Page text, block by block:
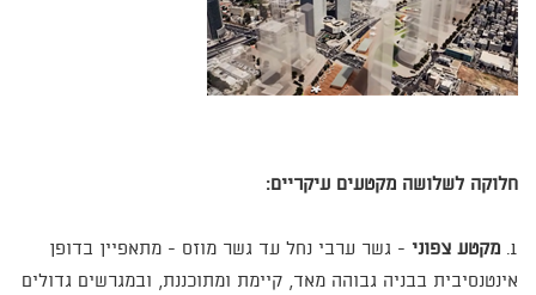
חלוקה לשלושה מקטעים עיקריים:
1. מקטע צפוני - גשר ערבי נחל עד גשר מוזס - מתאפיין בדופן
אינטנסיבית בבניה גבוהה מאד, קיימת ומתוכננת, ובמגרשים גדולים